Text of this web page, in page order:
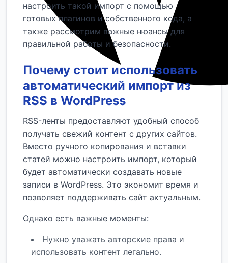
настроить такой импорт с помощью
готовых плагинов и собственного кода, а
также рассмотрим важные нюансы для
правильной работы и безопасности.
Почему стоит использовать
автоматический импорт из
RSS в WordPress
RSS-ленты предоставляют удобный способ
получать свежий контент с других сайтов.
Вместо ручного копирования и вставки
статей можно настроить импорт, который
будет автоматически создавать новые
записи в WordPress. Это экономит время и
позволяет поддерживать сайт актуальным.
Однако есть важные моменты:
Нужно уважать авторские права и
использовать контент легально.